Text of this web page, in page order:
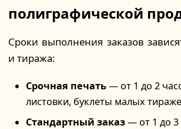
полиграфической
Сроки выполнения заказов
и тиража:
Срочная печать— от 1 до 2
листовки, буклеты малых
Стандартный заказ— от 1 до